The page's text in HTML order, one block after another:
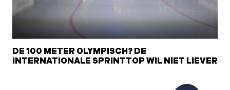
DE 100 METER OLYMPISCH? DE
INTERNATIONALE SPRINTTOP WIL NIET LIEVER